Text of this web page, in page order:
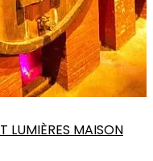
LUMIÈRES MAISON